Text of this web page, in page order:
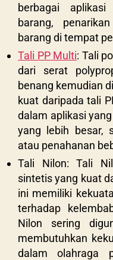
berbagai
barang,
barang di tempat
Tali PP Multi: Tali
dari serat
benang kemudian
kuat daripada tali
dalam aplikasi
yang lebih besar,
atau penahanan
Tali Nilon: Tali
sintetis yang kuat
ini memiliki
terhadap
Nilon sering
membutuhkan
dalam olahraga